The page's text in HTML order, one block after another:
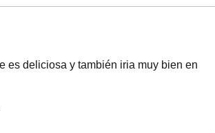
es deliciosa y también iria muy bien en